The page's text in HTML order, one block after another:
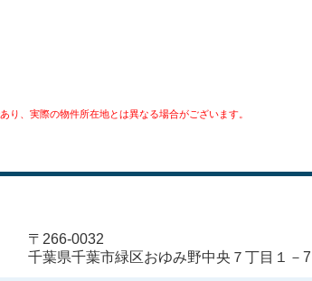
、実際の物件所在地とは異なる場合がございます。
〒266-0032
千葉県千葉市緑区おゆみ野中央７丁目１－7